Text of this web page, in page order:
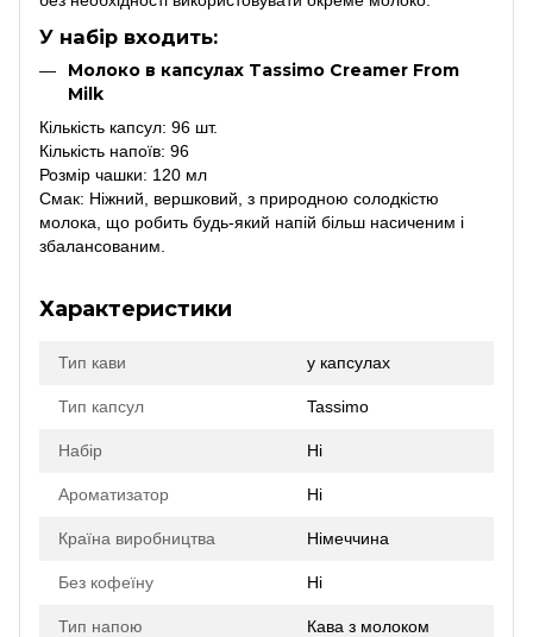
У набір входить:
Молоко в капсулах Tassimo Creamer From
Milk
Кількість капсул: 96 шт.
Кількість напоїв: 96
Розмір чашки: 120 мл
Смак: Ніжний, вершковий, з природною солодкістю
молока, що робить будь-який напій більш насиченим і
збалансованим.
Характеристики
Тип кави у капсулах
Тип капсул Tassimo
Набір Ні
Ароматизатор Ні
Країна виробництва Німеччина
Без кофеїну Ні
Тип напою Кава з молоком